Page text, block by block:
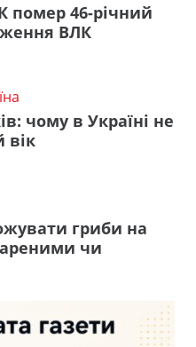
помер 46-річний
ВЛК
чому в Україні не
вік
гриби на
чи